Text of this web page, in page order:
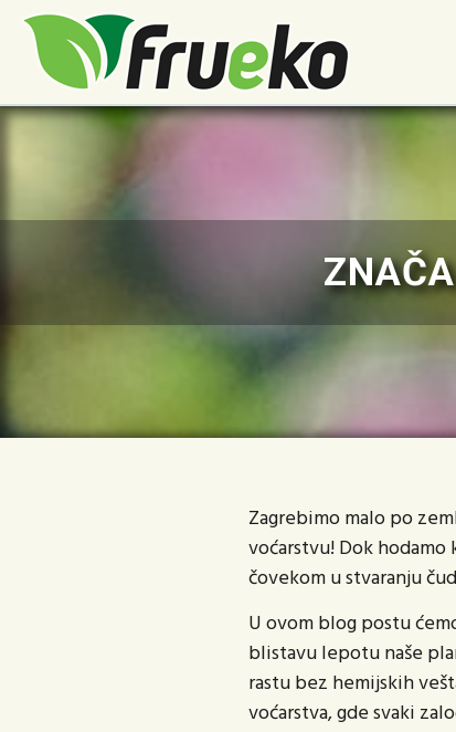
Zagrebimo malo po
voćarstvu! Dok
čovekom u stvaranju
U ovom blog postu
blistavu lepotu naše
rastu bez hemijskih
voćarstva, gde svaki